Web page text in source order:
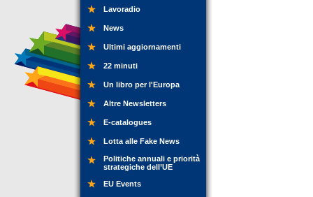
Lavoradio
News
Ultimi aggiornamenti
22 minuti
Un libro per l'Europa
Altre Newsletters
E-catalogues
Lotta alle Fake News
Politiche annuali e priorità
strategiche dell’UE
EU Events